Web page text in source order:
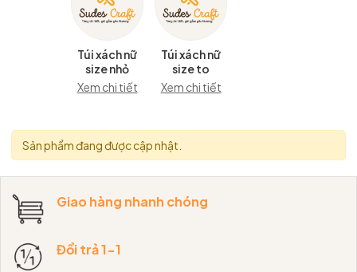
Túi xách nữ
size nhỏ
Xem chi tiết
Túi xách nữ
size to
Xem chi tiết
Sản phẩm đang được cập nhật.
Giao hàng nhanh chóng
Đổi trả 1-1